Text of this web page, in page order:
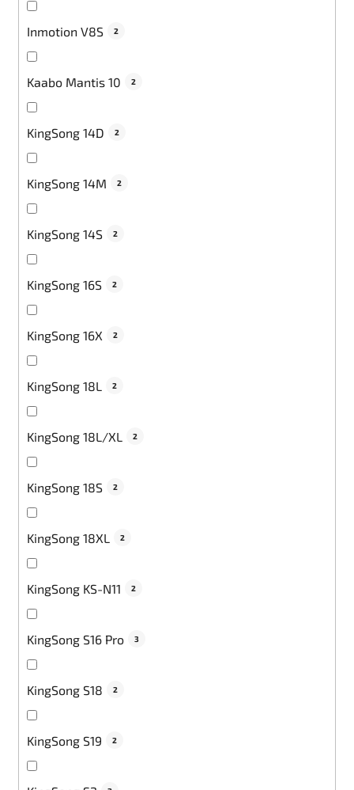
Inmotion V8S 2
Kaabo Mantis 10 2
KingSong 14D 2
KingSong 14M 2
KingSong 14S 2
KingSong 16S 2
KingSong 16X 2
KingSong 18L 2
KingSong 18L/XL 2
KingSong 18S 2
KingSong 18XL 2
KingSong KS-N11 2
KingSong S16 Pro 3
KingSong S18 2
KingSong S19 2